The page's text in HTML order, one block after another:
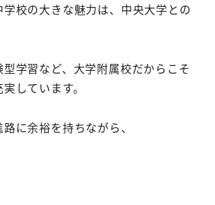
校の大きな魅力は、中央大学との
学習など、大学附属校だからこそ
しています。
に余裕を持ちながら、